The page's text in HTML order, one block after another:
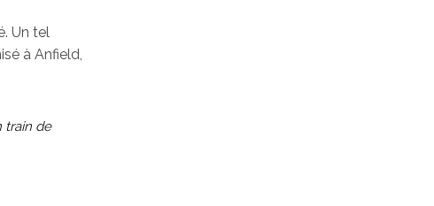
Un tel
à Anfield,
train de